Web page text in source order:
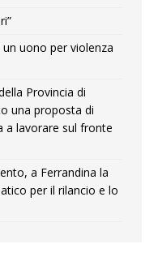
uono per violenza
Provincia di
una proposta di
a lavorare sul fronte
a Ferrandina la
per il rilancio e lo